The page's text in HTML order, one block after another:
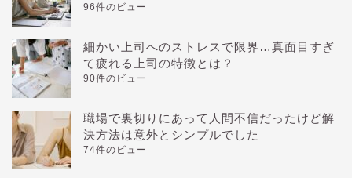
96件のビュー
細かい上司へのストレスで限界…真面目すぎ
て疲れる上司の特徴とは？
90件のビュー
職場で裏切りにあって人間不信だったけど解
決方法は意外とシンプルでした
74件のビュー